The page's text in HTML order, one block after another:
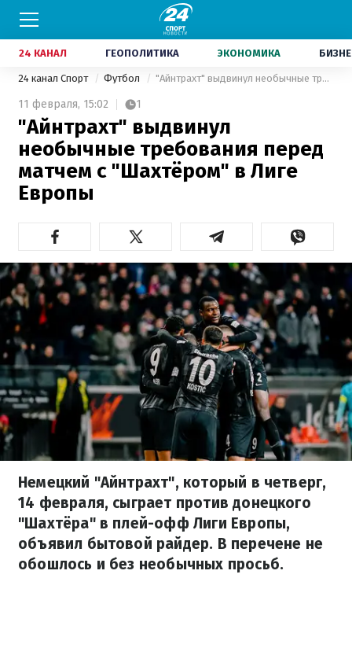
24 КАНАЛ ГЕОПОЛИТИКА ЭКОНОМИКА
24 канал Спорт Футбол "Айнтрахт" выдвинул необычные требования перед матчем с "Шахтёром" в Лиге Европы
11 февраля, 15:02 1
"Айнтрахт" выдвинул
необычные требования перед
матчем с "Шахтёром" в Лиге
Европы
Немецкий "Айнтрахт", который в четверг,
14 февраля, сыграет против донецкого
"Шахтёра" в плей-офф Лиги Европы,
объявил бытовой райдер. В перечене не
обошлось и без необычных просьб.